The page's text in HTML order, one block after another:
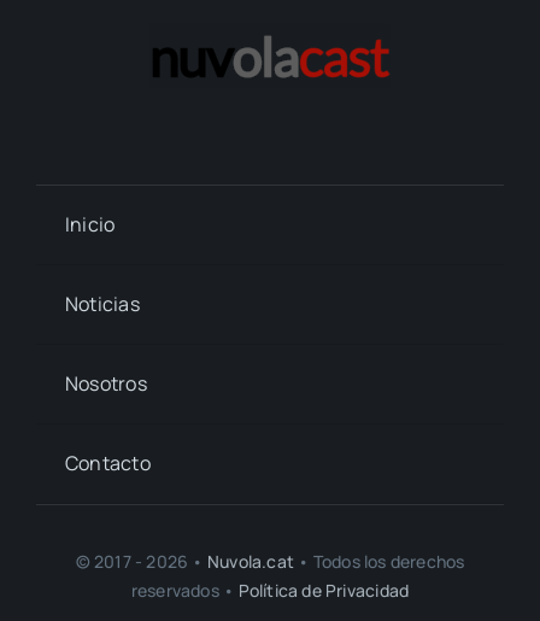
Inicio
Noticias
Nosotros
Contacto
© 2017 - 2026 • Nuvola.cat • Todos los derechos
reservados • Política de Privacidad